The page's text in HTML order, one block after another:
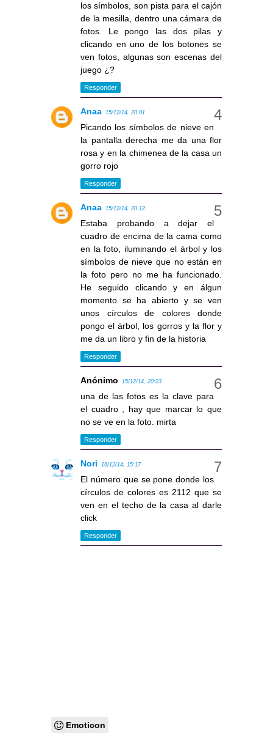
los símbolos, son pista para el cajón
de la mesilla, dentro una cámara de
fotos. Le pongo las dos pilas y
clicando en uno de los botones se
ven fotos, algunas son escenas del
juego ¿?
Responder
Anaa 15/12/14, 20:01
Picando los símbolos de nieve en
la pantalla derecha me da una flor
rosa y en la chimenea de la casa un
gorro rojo
Responder
Anaa 15/12/14, 20:12
Estaba probando a dejar el
cuadro de encima de la cama como
en la foto, iluminando el árbol y los
símbolos de nieve que no están en
la foto pero no me ha funcionado.
He seguido clicando y en álgun
momento se ha abierto y se ven
unos círculos de colores donde
pongo el árbol, los gorros y la flor y
me da un libro y fin de la historia
Responder
Anónimo 15/12/14, 20:23
una de las fotos es la clave para
el cuadro , hay que marcar lo que
no se ve en la foto. mirta
Responder
Nori 16/12/14, 15:17
El número que se pone donde los
círculos de colores es 2112 que se
ven en el techo de la casa al darle
click
Responder
Emoticon